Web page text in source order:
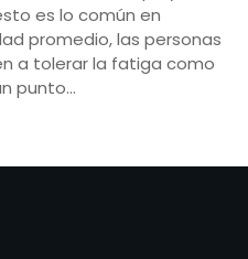
es lo común en
promedio, las personas
a tolerar la fatiga como
punto…